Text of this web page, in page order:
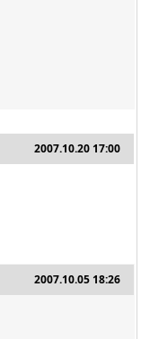
2007.10.20 17:00
2007.10.05 18:26